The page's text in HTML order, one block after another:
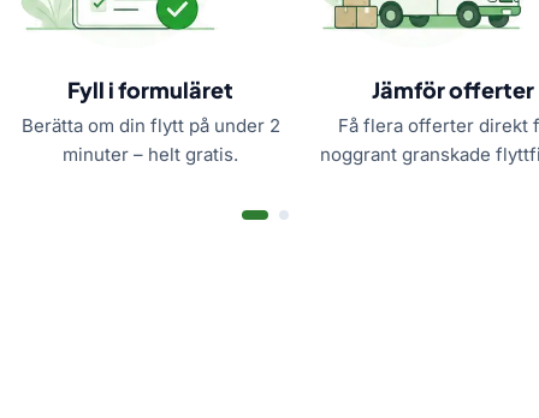
Fyll i formuläret
Berätta om din flytt på under 2
minuter – helt gratis.
Jämför offerter
Få flera offerter direkt
noggrant granskade